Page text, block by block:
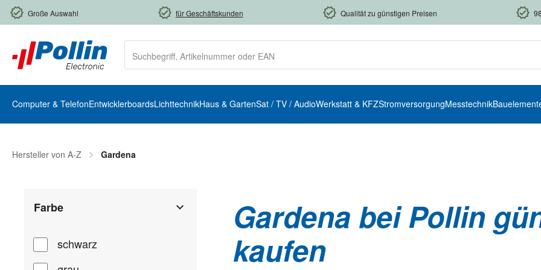
Hauptinhalt springen
Zur Suche springen
Zur Hauptnavigation springen
Große Auswahl für Geschäftskunden Qualität zu günstigen Preisen
Computer & TelefonEntwicklerboardsLichttechnikHaus & GartenSat / TV / AudioWerkstatt & KFZStromversorgungMesstechnik
Hersteller von A-Z Gardena
Farbe
schwarz
Gardena bei Pollin
kaufen